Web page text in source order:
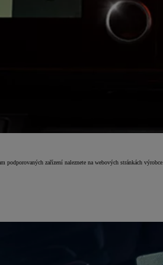
zařízení naleznete na webových stránkách výrobce.